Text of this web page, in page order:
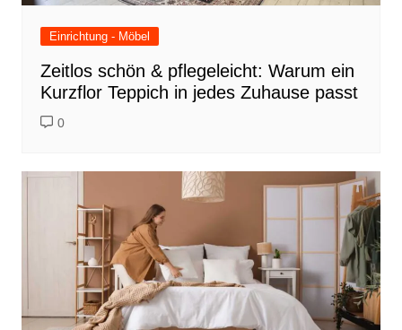
Einrichtung - Möbel
Zeitlos schön & pflegeleicht: Warum ein
Kurzflor Teppich in jedes Zuhause passt
0